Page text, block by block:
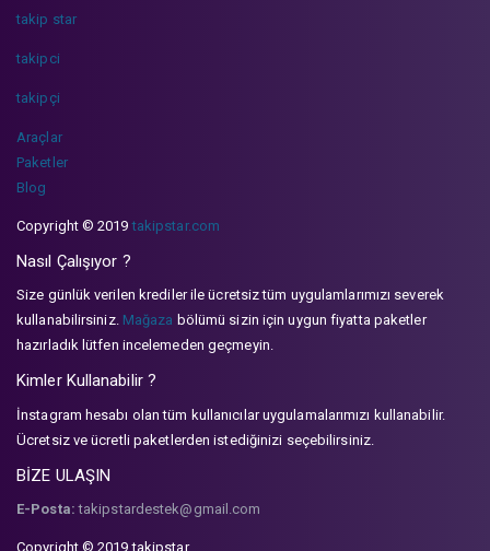
takip star
takipci
takipçi
Araçlar
Paketler
Blog
Copyright © 2019takipstar.com
Nasıl Çalışıyor ?
Size günlük verilen krediler ile ücretsiz tüm uygulamlarımızı severek
kullanabilirsiniz. Mağaza bölümü sizin için uygun fiyatta paketler
hazırladık lütfen incelemeden geçmeyin.
Kimler Kullanabilir ?
İnstagram hesabı olan tüm kullanıcılar uygulamalarımızı kullanabilir.
Ücretsiz ve ücretli paketlerden istediğinizi seçebilirsiniz.
BİZE ULAŞIN
E-Posta: takipstardestek@gmail.com
Copyright © 2019 takipstar.